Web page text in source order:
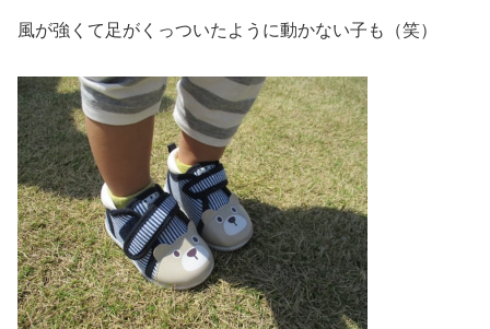
風が強くて足がくっついたように動かない子も（笑）